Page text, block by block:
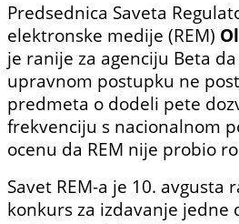
Predsednica Saveta
elektronske medije (REM)
je ranije za agenciju Beta
upravnom postupku ne
predmeta o dodeli pete
frekvenciju s nacionalnom
ocenu da REM nije probio
Savet REM-a je 10. avgusta
konkurs za izdavanje jedne